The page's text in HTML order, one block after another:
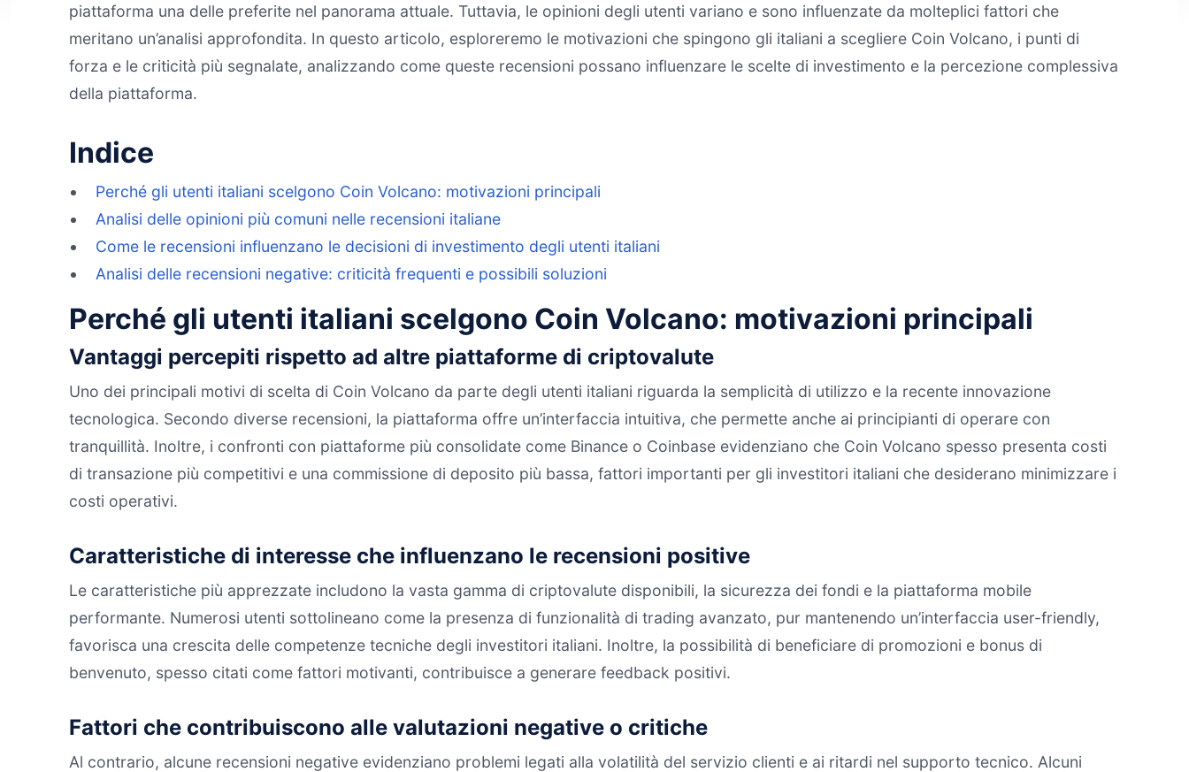
piattaforma una delle preferite nel panorama attuale. Tuttavia, le opinioni degli utenti variano e sono influenzate da molteplici fattori che
meritano un’analisi approfondita. In questo articolo, esploreremo le motivazioni che spingono gli italiani a scegliere Coin Volcano, i punti di
forza e le criticità più segnalate, analizzando come queste recensioni possano influenzare le scelte di investimento e la percezione complessiva
della piattaforma.
Indice
Perché gli utenti italiani scelgono Coin Volcano: motivazioni principali
Analisi delle opinioni più comuni nelle recensioni italiane
Come le recensioni influenzano le decisioni di investimento degli utenti italiani
Analisi delle recensioni negative: criticità frequenti e possibili soluzioni
Perché gli utenti italiani scelgono Coin Volcano: motivazioni principali
Vantaggi percepiti rispetto ad altre piattaforme di criptovalute
Uno dei principali motivi di scelta di Coin Volcano da parte degli utenti italiani riguarda la semplicità di utilizzo e la recente innovazione
tecnologica. Secondo diverse recensioni, la piattaforma offre un’interfaccia intuitiva, che permette anche ai principianti di operare con
tranquillità. Inoltre, i confronti con piattaforme più consolidate come Binance o Coinbase evidenziano che Coin Volcano spesso presenta costi
di transazione più competitivi e una commissione di deposito più bassa, fattori importanti per gli investitori italiani che desiderano minimizzare i
costi operativi.
Caratteristiche di interesse che influenzano le recensioni positive
Le caratteristiche più apprezzate includono la vasta gamma di criptovalute disponibili, la sicurezza dei fondi e la piattaforma mobile
performante. Numerosi utenti sottolineano come la presenza di funzionalità di trading avanzato, pur mantenendo un’interfaccia user-friendly,
favorisca una crescita delle competenze tecniche degli investitori italiani. Inoltre, la possibilità di beneficiare di promozioni e bonus di
benvenuto, spesso citati come fattori motivanti, contribuisce a generare feedback positivi.
Fattori che contribuiscono alle valutazioni negative o critiche
Al contrario, alcune recensioni negative evidenziano problemi legati alla volatilità del servizio clienti e ai ritardi nel supporto tecnico. Alcuni